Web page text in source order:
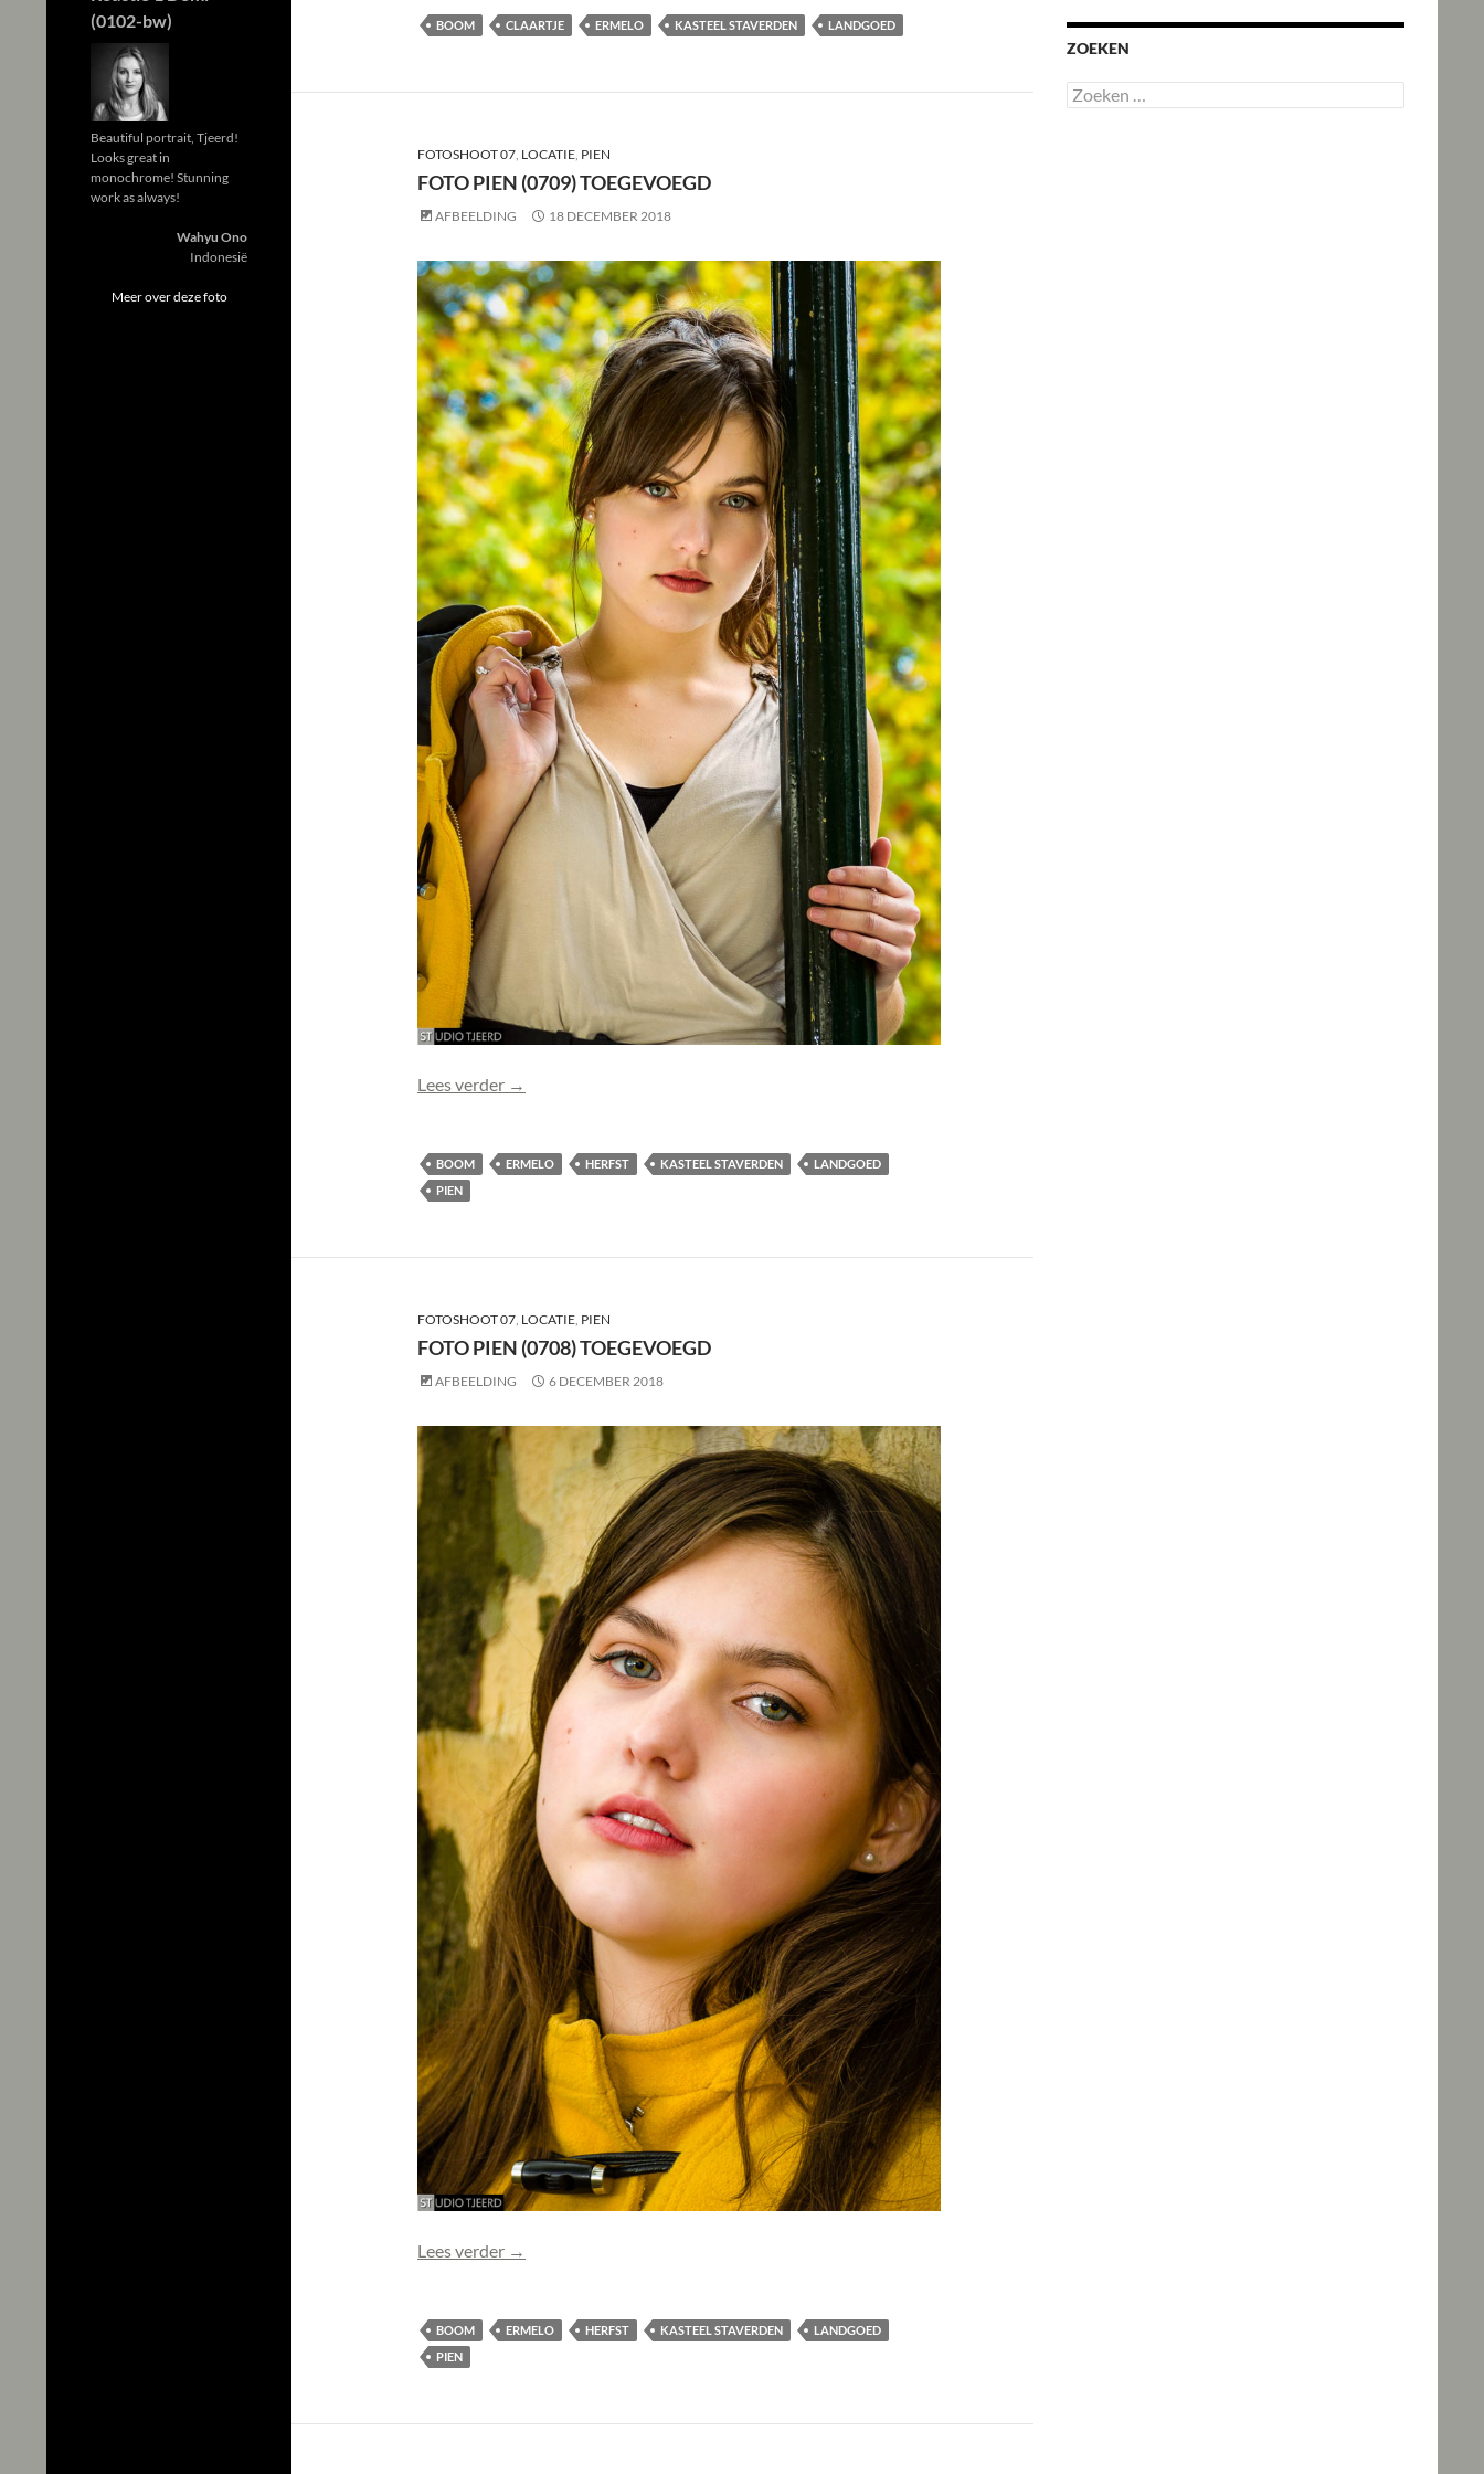
BOOM CLAARTJE ERMELO KASTEEL STAVERDEN LANDGOED
FOTOSHOOT 07 LOCATIE PIEN
FOTO PIEN (0709) TOEGEVOEGD
AFBEELDING 18 DECEMBER 2018
Lees verder Foto Pien (0709) toegevoegd
→
BOOM ERMELO HERFST KASTEEL STAVERDEN
LANDGOED
PIEN
FOTOSHOOT 07, LOCATIE, PIEN
FOTO PIEN (0708) TOEGEVOEGD
AFBEELDING 6 DECEMBER 2018
Lees verder Foto Pien (0708) toegevoegd
→
BOOM ERMELO HERFST KASTEEL STAVERDEN
LANDGOED
PIEN
ZOEKEN
Zoeken
naar:
(0102-bw)
Beautiful portrait, Tjeerd!
Looks great in
monochrome! Stunning
work as always!
Wahyu Ono
Indonesië
Meer over deze foto